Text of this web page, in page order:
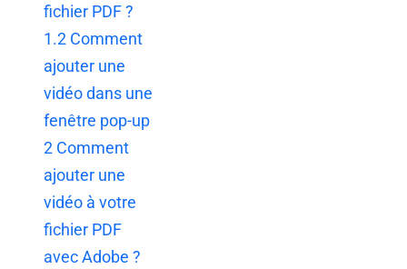
fichier PDF ?
1.2 Comment
ajouter une
vidéo dans une
fenêtre pop-up
2 Comment
ajouter une
vidéo à votre
fichier PDF
avec Adobe ?